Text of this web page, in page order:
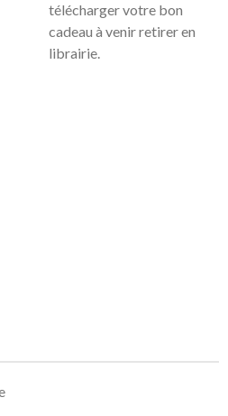
télécharger votre bon
cadeau à venir retirer en
librairie.